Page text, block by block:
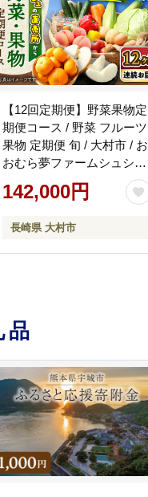
【12回定期便】野菜果物定
期便コース / 野菜 フルーツ
果物 定期便 旬 / 大村市 / お
おむら夢ファームシュシュ
142,000円
長崎県 大村市